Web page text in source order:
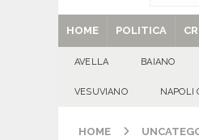
HOME POLITICA
AVELLA BAIANO
VESUVIANO NAPOLI
HOME